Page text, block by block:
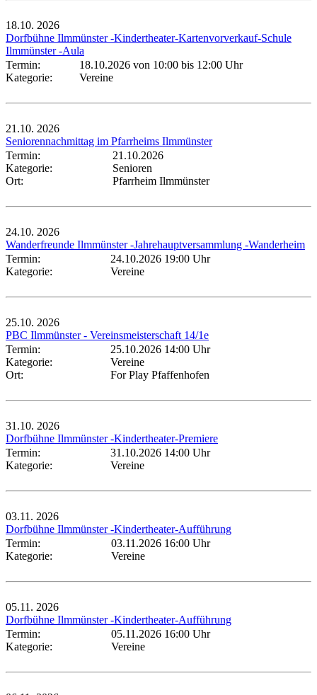
18.10. 2026
Dorfbühne Ilmmünster -Kindertheater-Kartenvorverkauf-Schule
Ilmmünster -Aula
Termin:
18.10.2026 von 10:00 bis 12:00 Uhr
Kategorie:
Vereine
21.10. 2026
Seniorennachmittag im Pfarrheims Ilmmünster
Termin:
21.10.2026
Kategorie:
Senioren
Ort:
Pfarrheim Ilmmünster
24.10. 2026
Wanderfreunde Ilmmünster -Jahrehauptversammlung -Wanderheim
Termin:
24.10.2026 19:00 Uhr
Kategorie:
Vereine
25.10. 2026
PBC Ilmmünster - Vereinsmeisterschaft 14/1e
Termin:
25.10.2026 14:00 Uhr
Kategorie:
Vereine
Ort:
For Play Pfaffenhofen
31.10. 2026
Dorfbühne Ilmmünster -Kindertheater-Premiere
Termin:
31.10.2026 14:00 Uhr
Kategorie:
Vereine
03.11. 2026
Dorfbühne Ilmmünster -Kindertheater-Aufführung
Termin:
03.11.2026 16:00 Uhr
Kategorie:
Vereine
05.11. 2026
Dorfbühne Ilmmünster -Kindertheater-Aufführung
Termin:
05.11.2026 16:00 Uhr
Kategorie:
Vereine